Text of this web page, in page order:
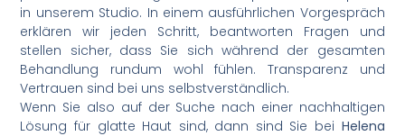
in unserem Studio. In einem ausführlichen Vorgespräch
erklären wir jeden Schritt, beantworten Fragen und
stellen sicher, dass Sie sich während der gesamten
Behandlung rundum wohl fühlen. Transparenz und
Vertrauen sind bei uns selbstverständlich.
Wenn Sie also auf der Suche nach einer nachhaltigen
Lösung für glatte Haut sind, dann sind Sie bei Helena